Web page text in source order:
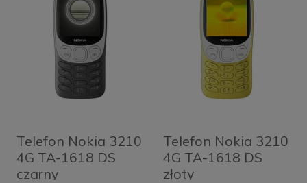
Telefon Nokia 3210
4G TA-1618 DS
czarny
Telefon Nokia 3210
4G TA-1618 DS
złoty